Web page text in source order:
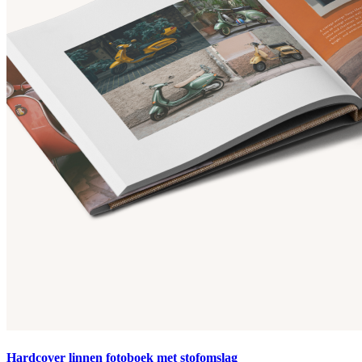
Hardcover linnen fotoboek met stofomslag